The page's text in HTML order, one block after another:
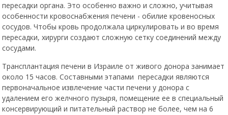
пересадки органа. Это особенно важно и сложно, учитывая
особенности кровоснабжения печени - обилие кровеносных
сосудов. Чтобы кровь продолжала циркулировать и во время
пересадки, хирурги создают сложную сетку соединений между
сосудами.
Трансплантация печени в Израиле от живого донора занимает
около 15 часов. Составными этапами пересадки являются
первоначальное извлечение части печени у донора с
удалением его желчного пузыря, помещение ее в специальный
консервирующий и питательный раствор не более, чем на 6